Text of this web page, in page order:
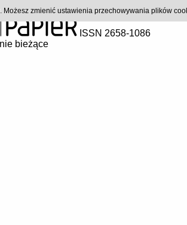
ISSN 2658-1086
bieżące
Możesz zmienić ustawienia przechowywania plików